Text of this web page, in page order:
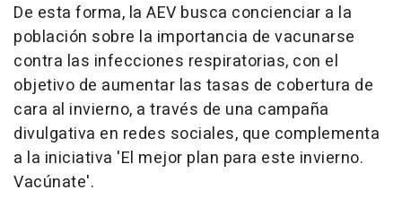
De esta forma, la AEV busca concienciar a la
población sobre la importancia de vacunarse
contra las infecciones respiratorias, con el
objetivo de aumentar las tasas de cobertura de
cara al invierno, a través de una campaña
divulgativa en redes sociales, que complementa
a la iniciativa 'El mejor plan para este invierno.
Vacúnate'.